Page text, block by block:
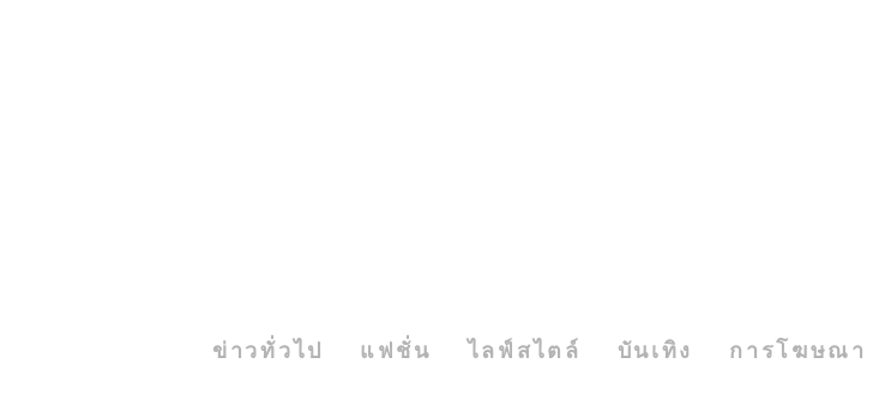
ข่าวทั่วไป แฟชั่น ไลฟ์สไตล์ บันเทิง การโฆษณา